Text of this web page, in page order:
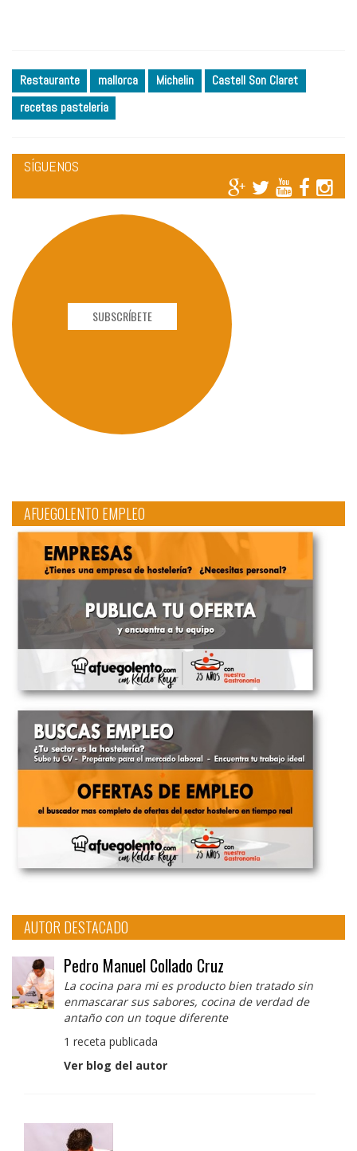
Restaurante mallorca Michelin
Castell Son Claret
recetas pasteleria
SÍGUENOS
SUBSCRÍBETE
AFUEGOLENTO EMPLEO
AUTOR DESTACADO
Pedro Manuel Collado Cruz
La cocina para mi es producto bien tratado sin
enmascarar sus sabores, cocina de verdad de
antaño con un toque diferente
1 receta publicada
Ver blog del autor